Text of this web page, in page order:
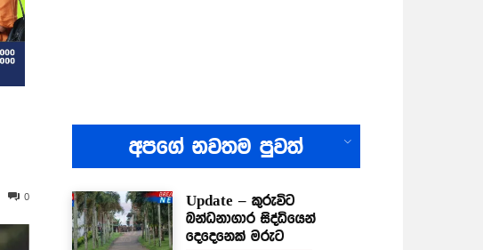
0
අපගේ නවතම පුවත්
Update – කුරුවිට
බන්ධනාගාර සිද්ධියෙන්
දෙදෙනෙක් මරුට